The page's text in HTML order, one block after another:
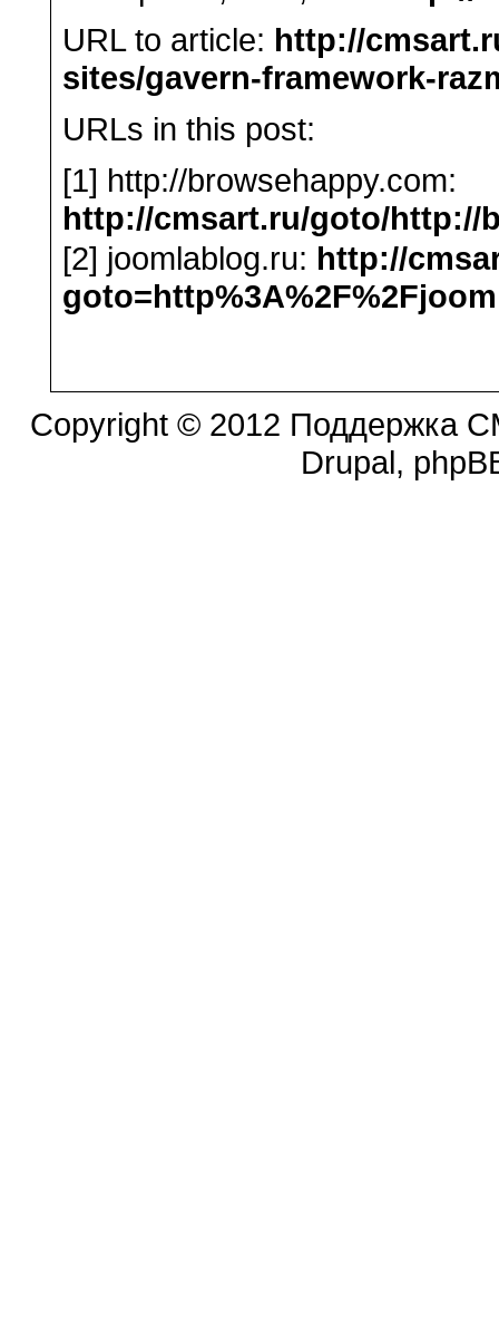
URL to article: http://
sites/gavern-framework-
URLs in this post:
[1] http://browsehappy.com:
http://cmsart.ru/goto/http://
[2] joomlablog.ru: http://
Copyright © 2012 Поддержка
Drupal,